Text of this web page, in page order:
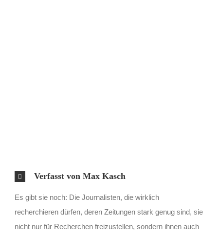
Verfasst von Max Kasch
Es gibt sie noch: Die Journalisten, die wirklich
recherchieren dürfen, deren Zeitungen stark genug sind, sie
nicht nur für Recherchen freizustellen, sondern ihnen auch